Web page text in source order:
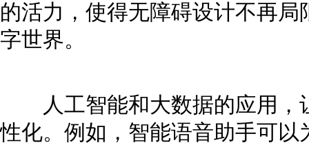
的活力，使得无障碍设计不再
字世界。
人工智能和大数据的应用，
性化。例如，智能语音助手可